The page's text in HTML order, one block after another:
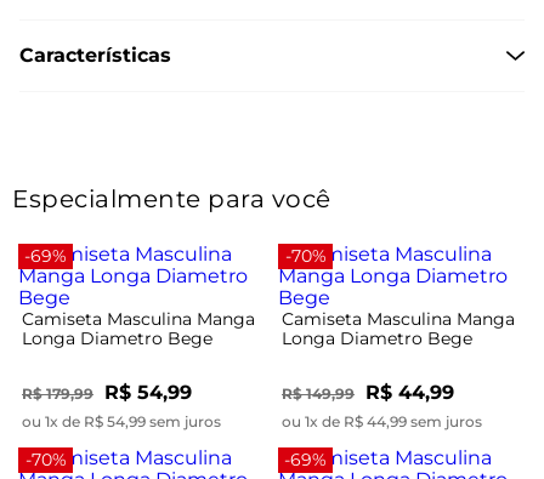
Características
Especialmente para você
-69%
Camiseta Masculina Manga
Longa Diametro Bege
R$ 179,99 R$ 54,99
ou 1x de R$ 54,99 sem juros
-70%
Camiseta Masculina Manga
Longa Diametro Bege
R$ 149,99 R$ 44,99
ou 1x de R$ 44,99 sem juros
-70% -69%